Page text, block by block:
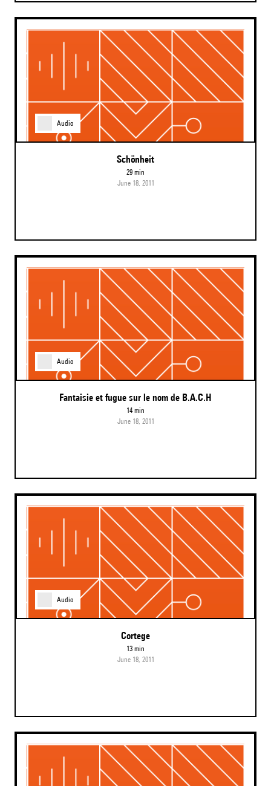
Audio
Schönheit
29 min
June 18, 2011
Audio
Fantaisie et fugue sur le nom de B.A.C.H
14 min
June 18, 2011
Audio
Cortege
13 min
June 18, 2011